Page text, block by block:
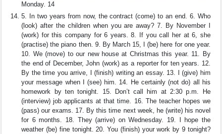
Monday. 14
5. In two years from now, the contract (come) to an end. 6. Who
(look) after the children when you are away? 7. By November I
(work) for this company for 6 years. 8. If you call her at 6, she
(practise) the piano then. 9. By March 15, I (be) here for one year.
10. We (move) to our new house at Christmas this year. 11. By
the end of December, John (work) as a reporter for ten years. 12.
By the time you arrive, I (finish) writing an essay. 13. I (give) him
your message when I (see) him. 14. He certainly (not do) all his
homework by ten tonight. 15. Don’t call him at 2:30 p.m. He
(interview) job applicants at that time. 16. The teacher hopes we
(pass) our exams. 17. By this time next week, he (write) his novel
for 6 months. 18. They (arrive) on Wednesday. 19. I hope the
weather (be) fine tonight. 20. You (finish) your work by 9 tonight?